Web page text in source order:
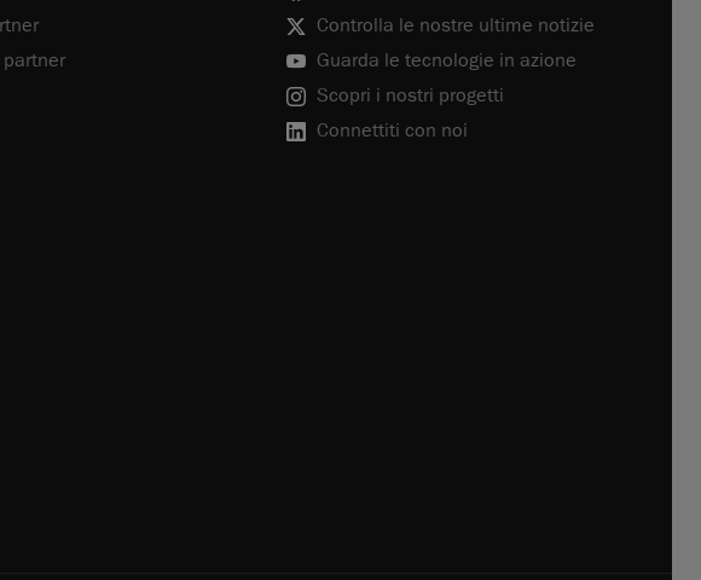
Controlla le nostre ultime notizie
Guarda le tecnologie in azione
Scopri i nostri progetti
Connettiti con noi